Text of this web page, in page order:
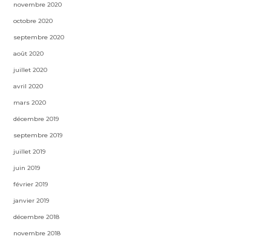
novembre 2020
octobre 2020
septembre 2020
août 2020
juillet 2020
avril 2020
mars 2020
décembre 2019
septembre 2019
juillet 2019
juin 2019
février 2019
janvier 2019
décembre 2018
novembre 2018